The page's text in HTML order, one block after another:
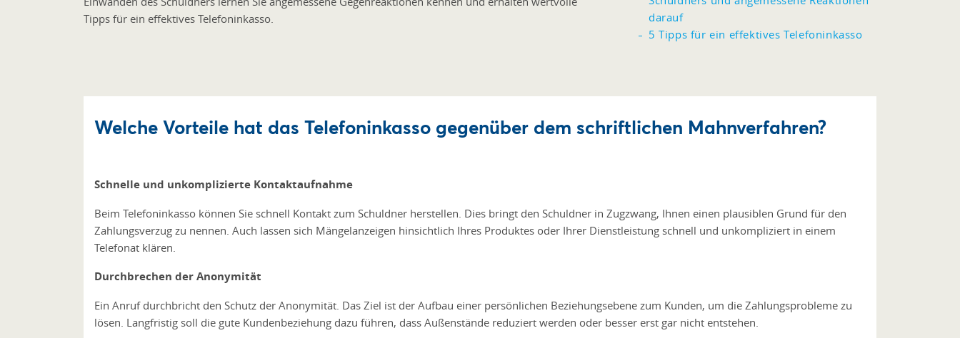
Tipps für ein effektives Telefoninkasso.
darauf
5 Tipps für ein effektives Telefoninkasso
Welche Vorteile hat das Telefoninkasso gegenüber dem schriftlichen Mahnverfahren?
Schnelle und unkomplizierte Kontaktaufnahme
Beim Telefoninkasso können Sie schnell Kontakt zum Schuldner herstellen. Dies bringt den Schuldner in Zugzwang, Ihnen einen plausiblen Grund für den
Zahlungsverzug zu nennen. Auch lassen sich Mängelanzeigen hinsichtlich Ihres Produktes oder Ihrer Dienstleistung schnell und unkompliziert in einem
Telefonat klären.
Durchbrechen der Anonymität
Ein Anruf durchbricht den Schutz der Anonymität. Das Ziel ist der Aufbau einer persönlichen Beziehungsebene zum Kunden, um die Zahlungsprobleme zu
lösen. Langfristig soll die gute Kundenbeziehung dazu führen, dass Außenstände reduziert werden oder besser erst gar nicht entstehen.